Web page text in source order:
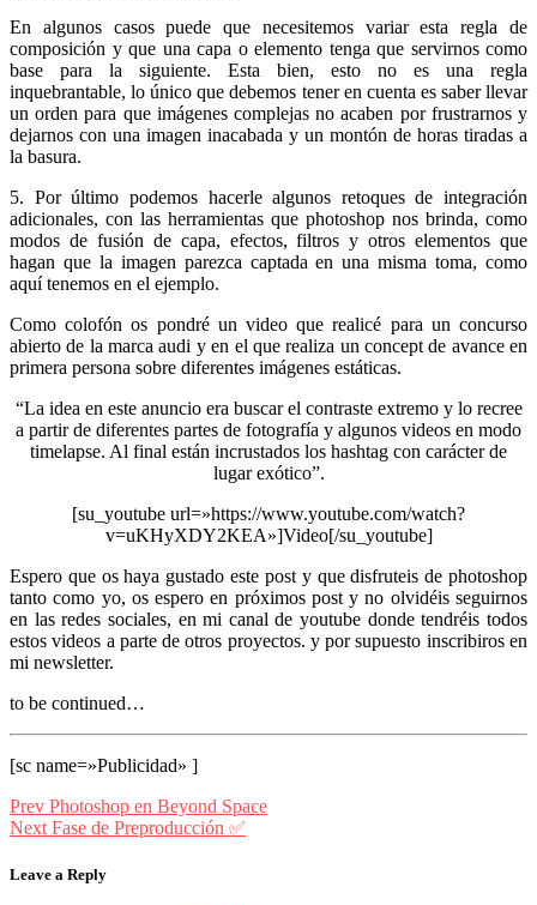
En algunos casos puede que necesitemos variar esta regla de
composición y que una capa o elemento tenga que servirnos como
base para la siguiente. Esta bien, esto no es una regla
inquebrantable, lo único que debemos tener en cuenta es saber llevar
un orden para que imágenes complejas no acaben por frustrarnos y
dejarnos con una imagen inacabada y un montón de horas tiradas a
la basura.
5. Por último podemos hacerle algunos retoques de integración
adicionales, con las herramientas que photoshop nos brinda, como
modos de fusión de capa, efectos, filtros y otros elementos que
hagan que la imagen parezca captada en una misma toma, como
aquí tenemos en el ejemplo.
Como colofón os pondré un video que realicé para un concurso
abierto de la marca audi y en el que realiza un concept de avance en
primera persona sobre diferentes imágenes estáticas.
“La idea en este anuncio era buscar el contraste extremo y lo recree
a partir de diferentes partes de fotografía y algunos videos en modo
timelapse. Al final están incrustados los hashtag con carácter de
lugar exótico”.
[su_youtube url=»https://www.youtube.com/watch?
v=uKHyXDY2KEA»]Video[/su_youtube]
Espero que os haya gustado este post y que disfruteis de photoshop
tanto como yo, os espero en próximos post y no olvidéis seguirnos
en las redes sociales, en mi canal de youtube donde tendréis todos
estos videos a parte de otros proyectos. y por supuesto inscribiros en
mi newsletter.
to be continued…
[sc name=»Publicidad» ]
Navegación
de
entradas
Prev prev
postPrevious
Photoshop en Beyond Space
Next Fase de Preproducción ✅
Leave a Reply